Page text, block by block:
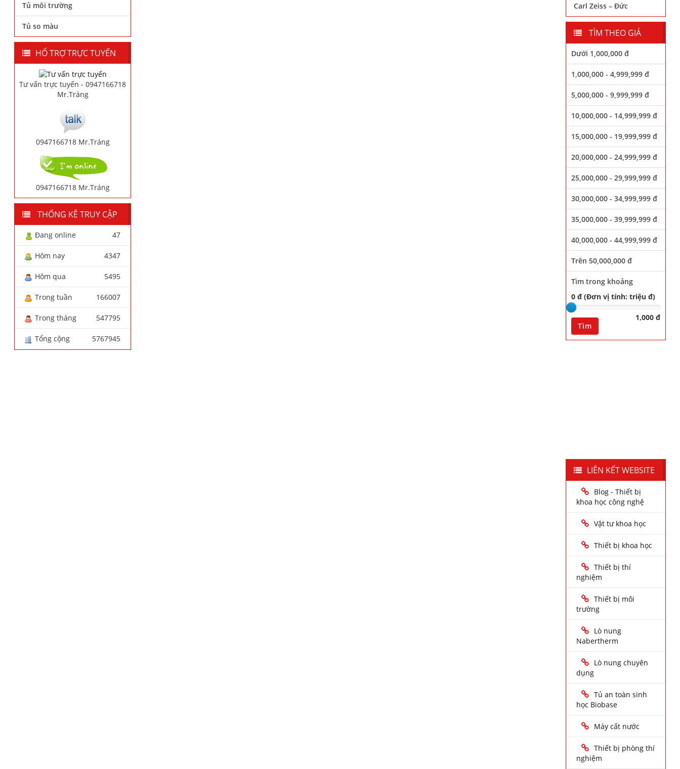
Tủ môi trường
Tủ so màu
HỔ TRỢ TRỰC TUYẾN
Tư vấn trực tuyến - 0947166718
Mr.Tráng
0947166718 Mr.Tráng
0947166718 Mr.Tráng
THỐNG KÊ TRUY CẬP
Đang online 47
Hôm nay 4347
Hôm qua 5495
Trong tuần 166007
Trong tháng 547795
Tổng cộng 5767945
Carl Zeiss – Đức
TÌM THEO GIÁ
Dưới 1,000,000 đ
1,000,000 - 4,999,999 đ
5,000,000 - 9,999,999 đ
10,000,000 - 14,999,999 đ
15,000,000 - 19,999,999 đ
20,000,000 - 24,999,999 đ
25,000,000 - 29,999,999 đ
30,000,000 - 34,999,999 đ
35,000,000 - 39,999,999 đ
40,000,000 - 44,999,999 đ
Trên 50,000,000 đ
Tìm trong khoảng
0 đ (Đơn vị tính: triệu đ)
1,000 đ
Tìm
LIÊN KẾT WEBSITE
Blog - Thiết bị
khoa học công nghệ
Vật tư khoa học
Thiết bị khoa học
Thiết bị thí
nghiệm
Thiết bị môi
trường
Lò nung
Nabertherm
Lò nung chuyên
dụng
Tủ an toàn sinh
học Biobase
Máy cất nước
Thiết bị phòng thí
nghiệm